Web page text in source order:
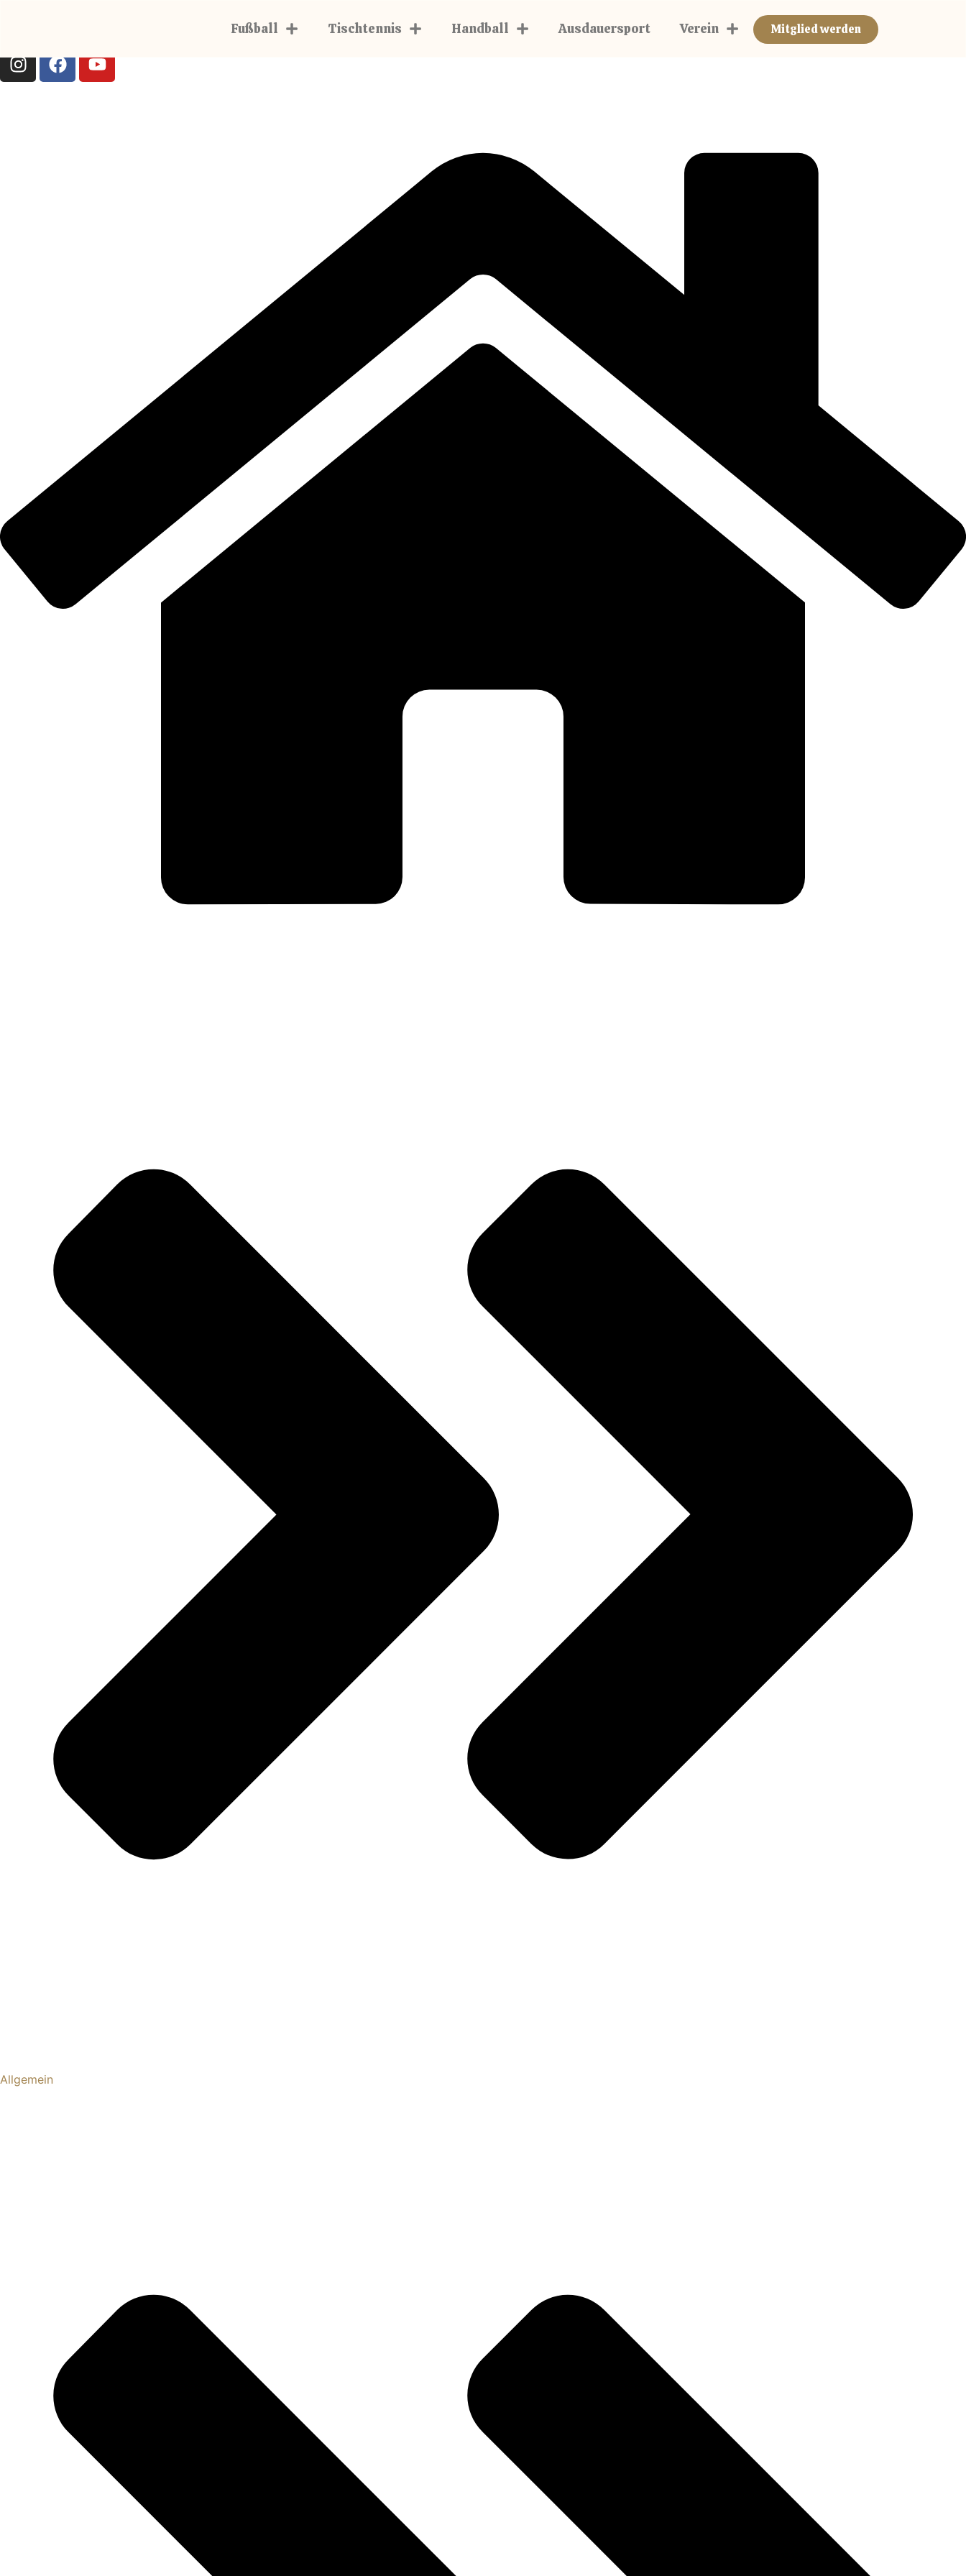
Der Cluberer
Fußball Tischtennis Handball Ausdauersport Verein Mitglied werden
Allgemein